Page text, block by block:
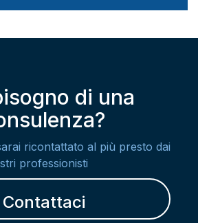
di una
ricontattato al più presto dai
professionisti
Contattaci